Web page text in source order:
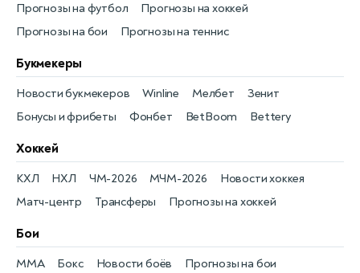
Прогнозы на футбол
Прогнозы на хоккей
Прогнозы на бои Прогнозы на теннис
Букмекеры
Бонусы и фрибеты
Новости букмекеров
Фонбет
Winline
BetBoom
Мелбет
Bettery
Зенит
Хоккей
Новости хоккея
КХЛ
Матч-центр
НХЛ
Трансферы
ЧМ-2026
Прогнозы на хоккей
МЧМ-2026
Бои
Новости боёв
MMA Прогнозы на бои
Бокс